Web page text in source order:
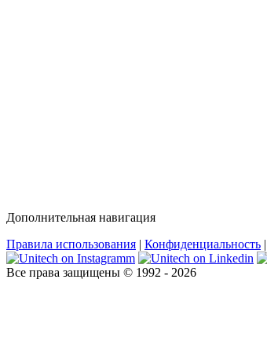
Дополнительная навигация
Правила использования | Конфиденциальность |
Все права защищены © 1992 - 2026